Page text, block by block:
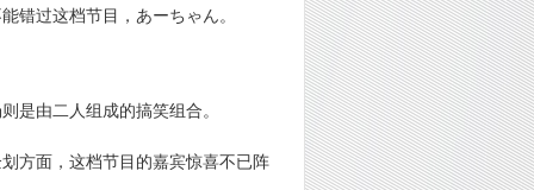
错过这档节目，あーちゃん。
是由二人组成的搞笑组合。
方面，这档节目的嘉宾惊喜不已阵